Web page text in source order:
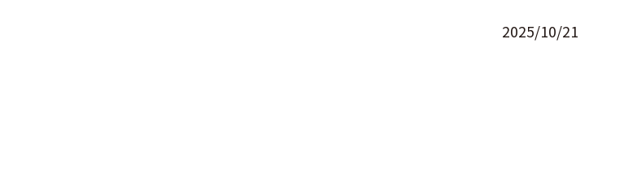
2025/10/21